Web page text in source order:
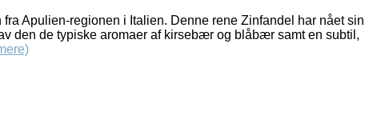
Apulien-regionen i Italien. Denne rene Zinfandel har nået sin
den de typiske aromaer af kirsebær og blåbær samt en subtil,